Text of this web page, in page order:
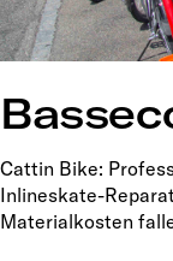
Cattin Bike:
Inlineskate-
Materialkosten